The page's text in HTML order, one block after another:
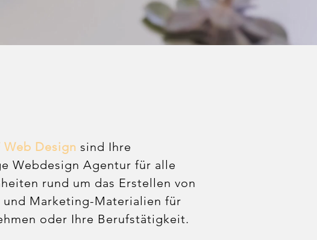
Web Design sind Ihre
Webdesign Agentur für alle
rund um das Erstellen von
und Marketing-Materialien für
oder Ihre Berufstätigkeit.